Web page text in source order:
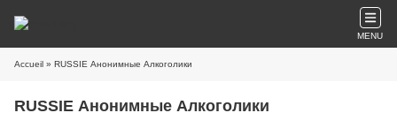
MENU
Accueil » RUSSIE Анонимные Алкоголики
RUSSIE Анонимные Алкоголики